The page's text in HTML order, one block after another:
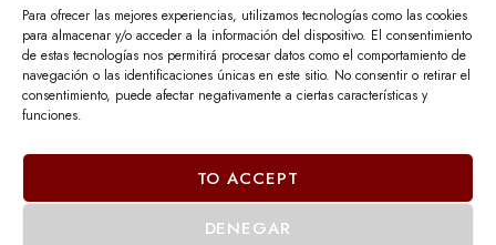
Para ofrecer las mejores experiencias, utilizamos tecnologías como las cookies
para almacenar y/o acceder a la información del dispositivo. El consentimiento
de estas tecnologías nos permitirá procesar datos como el comportamiento de
navegación o las identificaciones únicas en este sitio. No consentir o retirar el
consentimiento, puede afectar negativamente a ciertas características y
funciones.
TO ACCEPT
DENEGAR